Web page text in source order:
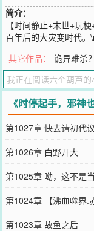
简介：
【时间静止+末世+玩
百年后的大灾变时代
天还能累积叠加。\n至
对残暴的废土统领，
你们跪下求求我，这事
唉声叹气：“你知不知
秒！人一生有多少十
变时代的终结者，人们
间。\n记者：您的意思
每一秒去拼搏，珍惜当
是这个意思。\n记者：
然，无所适从，请问，
间。\n记者：您误会了
底，活着到底是为了什
您要是觉得《时停起手
记向您QQ群和微博微
其它作品： 诡异难杀
《时停起手，邪神
第1027章 快去请初代议
第1026章 白野开大
第1025章 呦，这不是
第1024章 【沸血噬界.
第1023章 故鱼之后